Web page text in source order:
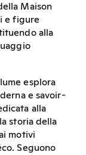
Maison
e figure
alla
esplora
e savoir-
alla
storia della
motivi
Seguono